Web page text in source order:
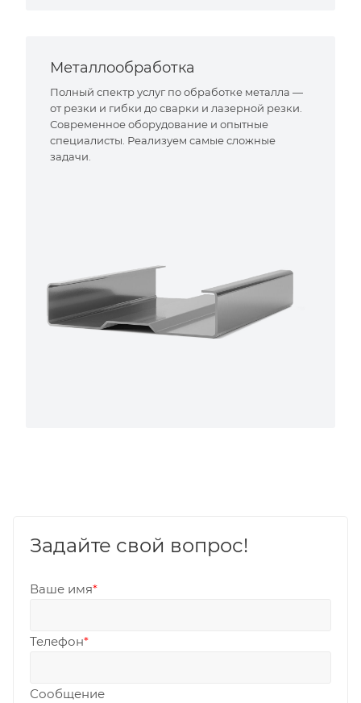
Металлообработка
Полный спектр услуг по обработке металла —
от резки и гибки до сварки и лазерной резки.
Современное оборудование и опытные
специалисты. Реализуем самые сложные
задачи.
Задайте свой вопрос!
Ваше имя*
Телефон*
Сообщение